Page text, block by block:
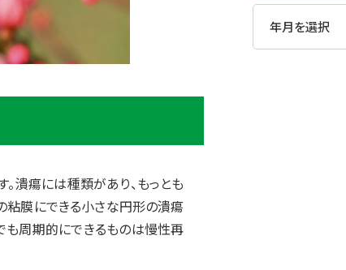
潰瘍には種類があり、もっとも
粘膜にできる小さな円形の潰瘍
も周期的にできるものは慢性再